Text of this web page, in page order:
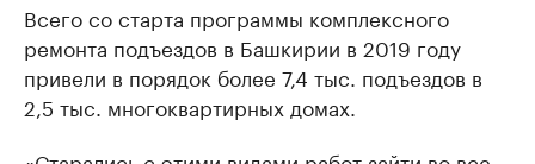
Всего со старта программы комплексного
ремонта подъездов в Башкирии в 2019 году
привели в порядок более 7,4 тыс. подъездов в
2,5 тыс. многоквартирных домах.